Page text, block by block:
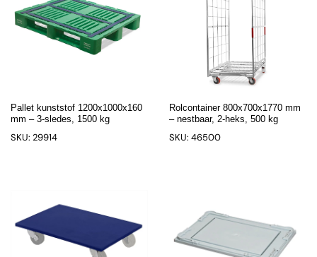
Pallet kunststof 1200x1000x160
mm – 3-sledes, 1500 kg
SKU: 29914
Rolcontainer 800x700x1770 mm
– nestbaar, 2-heks, 500 kg
SKU: 46500